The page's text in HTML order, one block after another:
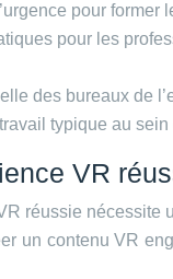
pour
pour les
des bureaux de
typique au sein
VR
réussie
un contenu VR